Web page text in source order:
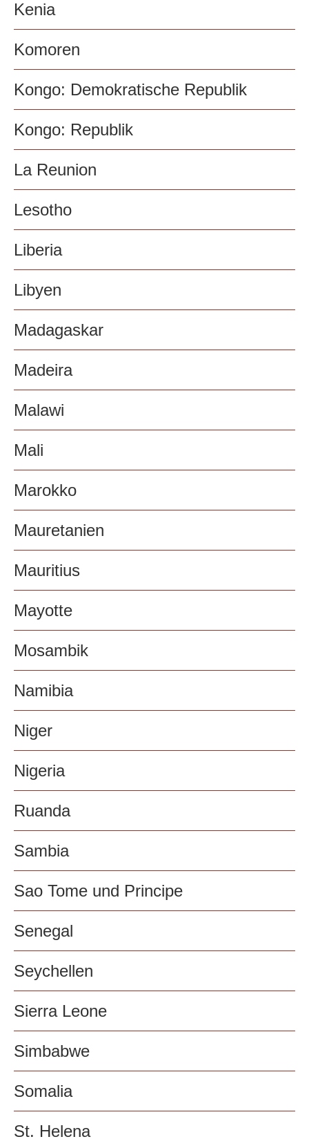
Kenia
Komoren
Kongo: Demokratische Republik
Kongo: Republik
La Reunion
Lesotho
Liberia
Libyen
Madagaskar
Madeira
Malawi
Mali
Marokko
Mauretanien
Mauritius
Mayotte
Mosambik
Namibia
Niger
Nigeria
Ruanda
Sambia
Sao Tome und Principe
Senegal
Seychellen
Sierra Leone
Simbabwe
Somalia
St. Helena